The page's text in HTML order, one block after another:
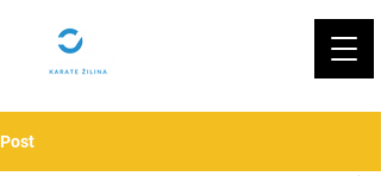
Post